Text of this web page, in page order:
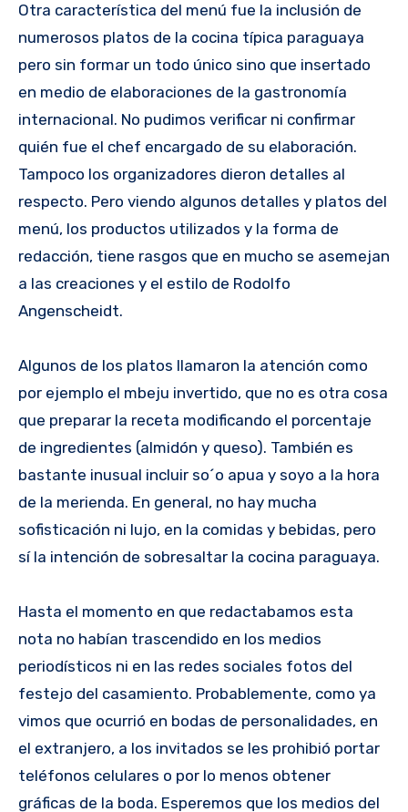
Otra característica del menú fue la inclusión de
numerosos platos de la cocina típica paraguaya
pero sin formar un todo único sino que insertado
en medio de elaboraciones de la gastronomía
internacional. No pudimos verificar ni confirmar
quién fue el chef encargado de su elaboración.
Tampoco los organizadores dieron detalles al
respecto. Pero viendo algunos detalles y platos del
menú, los productos utilizados y la forma de
redacción, tiene rasgos que en mucho se asemejan
a las creaciones y el estilo de Rodolfo
Angenscheidt.
Algunos de los platos llamaron la atención como
por ejemplo el mbeju invertido, que no es otra cosa
que preparar la receta modificando el porcentaje
de ingredientes (almidón y queso). También es
bastante inusual incluir so´o apua y soyo a la hora
de la merienda. En general, no hay mucha
sofisticación ni lujo, en la comidas y bebidas, pero
sí la intención de sobresaltar la cocina paraguaya.
Hasta el momento en que redactabamos esta
nota no habían trascendido en los medios
periodísticos ni en las redes sociales fotos del
festejo del casamiento. Probablemente, como ya
vimos que ocurrió en bodas de personalidades, en
el extranjero, a los invitados se les prohibió portar
teléfonos celulares o por lo menos obtener
gráficas de la boda. Esperemos que los medios del